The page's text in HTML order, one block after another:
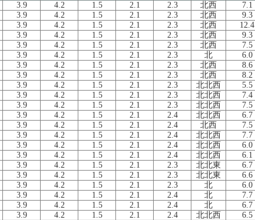
3.9 4.2 1.5 2.1 2.3 北西 7.1
3.9 4.2 1.5 2.1 2.3 北西 9.3
3.9 4.2 1.5 2.1 2.3 北西 12.4
3.9 4.2 1.5 2.1 2.3 北西 9.3
3.9 4.2 1.5 2.1 2.3 北西 7.5
3.9 4.2 1.5 2.1 2.3 北 6.0
3.9 4.2 1.5 2.1 2.3 北西 8.6
3.9 4.2 1.5 2.1 2.3 北西 8.2
3.9 4.2 1.5 2.1 2.3 北北西 5.5
3.9 4.2 1.5 2.1 2.3 北北西 7.4
3.9 4.2 1.5 2.1 2.3 北北西 7.5
3.9 4.2 1.5 2.1 2.4 北北西 6.7
3.9 4.2 1.5 2.1 2.4 北西 7.5
3.9 4.2 1.5 2.1 2.4 北北西 7.7
3.9 4.2 1.5 2.1 2.4 北北西 6.0
3.9 4.2 1.5 2.1 2.4 北北西 6.1
3.9 4.2 1.5 2.1 2.3 北北東 6.7
3.9 4.2 1.5 2.1 2.3 北北東 6.6
3.9 4.2 1.5 2.1 2.3 北 6.0
3.9 4.2 1.5 2.1 2.4 北 7.7
3.9 4.2 1.5 2.1 2.4 北 6.7
3.9 4.2 1.5 2.1 2.4 北北西 6.5